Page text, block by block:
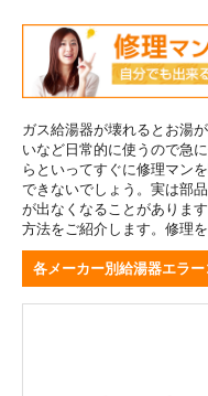
ガス給湯器が壊れるとお湯
いなど日常的に使うので急
らといってすぐに修理マン
できないでしょう。実は部
が出なくなることがありま
方法をご紹介します。修理
各メーカー別給湯器エラ